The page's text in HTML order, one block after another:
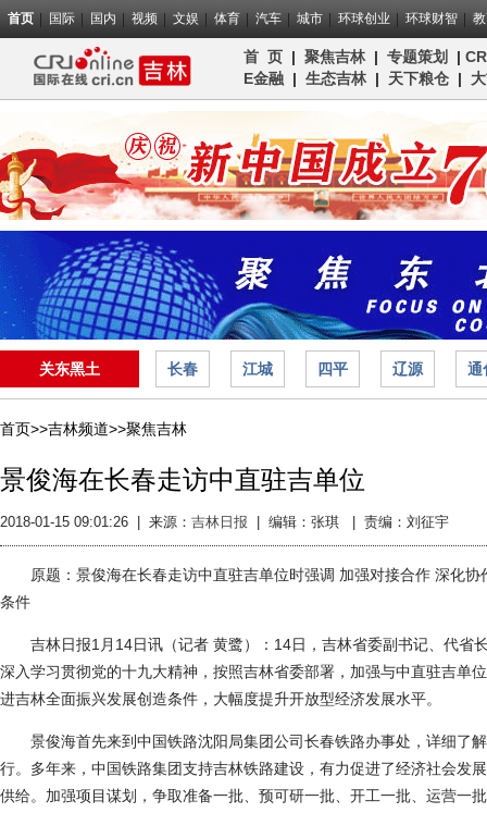
首页 国际 国内 视频 文娱 体育 汽车 城市 环球创业 环球财智
首 页 | 聚焦吉林| 专题策划 |
E金融 | 生态吉林| 天下粮仓 |
关东黑土 长春 江城 四平 辽源 通
首页>>吉林频道>>聚焦吉林
景俊海在长春走访中直驻吉单位
2018-01-15 09:01:26 来源： 吉林日报 编辑：张琪 | 责编：刘征宇
原题：景俊海在长春走访中直驻吉单位时强调 加强对接合作 深化协
条件
吉林日报1月14日讯（记者 黄鹭）：14日，吉林省委副书记、代省
深入学习贯彻党的十九大精神，按照吉林省委部署，加强与中直驻吉单
进吉林全面振兴发展创造条件，大幅度提升开放型经济发展水平。
景俊海首先来到中国铁路沈阳局集团公司长春铁路办事处，详细了
行。多年来，中国铁路集团支持吉林铁路建设，有力促进了经济社会发
供给。加强项目谋划，争取准备一批、预可研一批、开工一批、运营一